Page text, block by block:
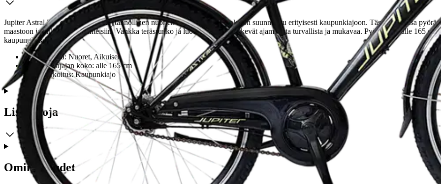
Jupiter Astral 24" on tyylikäs ja käytännöllinen nuorten kaupunkipyörä, joka on suunniteltu erityisesti kaupunkiajoon. Tässä mustassa
maastoon ja erilaisiin ajotilanteisiin. Vankka teräsrunko ja luotettavat jarrut tekevät ajamisesta turvallista ja mukavaa. Pyörä sopii alle 165
kaupungin kaduilla.
Kohderyhmä: Nuoret, Aikuiset
Suositeltu ajajan koko: alle 165 cm
Käyttötarkoitus: Kaupunkiajo
Lisätietoja
Ominaisuudet